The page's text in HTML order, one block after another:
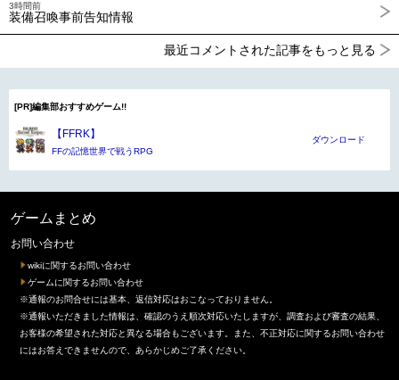
3時間前
装備召喚事前告知情報
最近コメントされた記事をもっと見る
[PR]編集部おすすめゲーム!!
【FFRK】
FFの記憶世界で戦うRPG
ダウンロード
ゲームまとめ
お問い合わせ
wikiに関するお問い合わせ
ゲームに関するお問い合わせ
※通報のお問合せには基本、返信対応はおこなっておりません。
※通報いただきました情報は、確認のうえ順次対応いたしますが、調査および審査の結果、
お客様の希望された対応と異なる場合もございます。また、不正対応に関するお問い合わせ
にはお答えできませんので、あらかじめご了承ください。